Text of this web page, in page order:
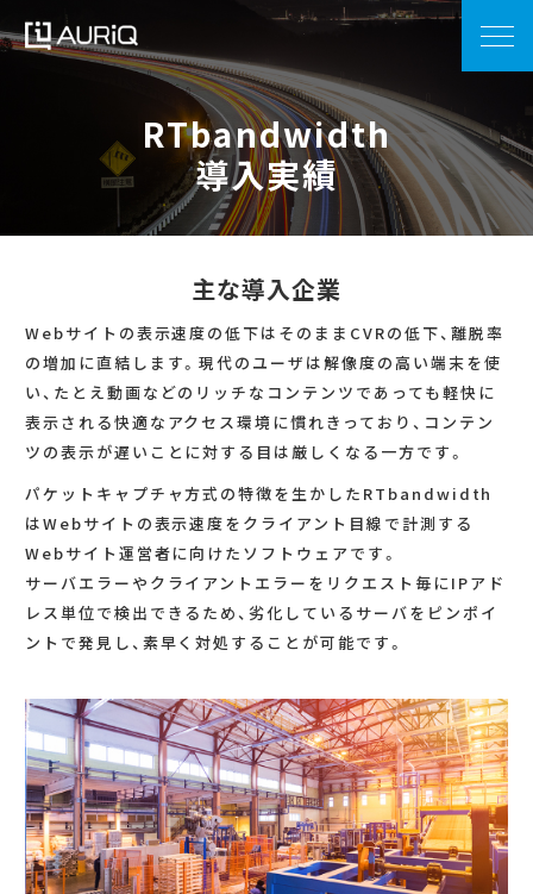
RTbandwidth
導入実績
主な導入企業
Webサイトの表示速度の低下はそのままCVRの低下、離脱率
の増加に直結します。現代のユーザは解像度の高い端末を使
い、たとえ動画などのリッチなコンテンツであっても軽快に
表示される快適なアクセス環境に慣れきっており、コンテン
ツの表示が遅いことに対する目は厳しくなる一方です。
パケットキャプチャ方式の特徴を生かしたRTbandwidth
はWebサイトの表示速度をクライアント目線で計測する
Webサイト運営者に向けたソフトウェアです。
サーバエラーやクライアントエラーをリクエスト毎にIPアド
レス単位で検出できるため、劣化しているサーバをピンポイ
ントで発見し、素早く対処することが可能です。